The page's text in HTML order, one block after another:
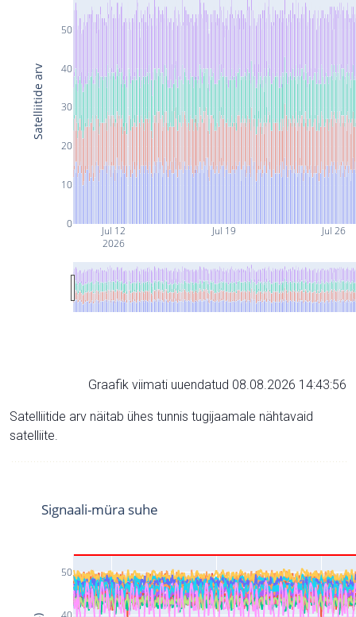
Jul 12
2026
Jul 19 Jul 26
0
10
20
30
40
50
Satelliitide arv
Graafik viimati uuendatud 08.08.2026 14:43:56
Satelliitide arv näitab ühes tunnis tugijaamale nähtavaid
satelliite.
50
Signaali-müra suhe